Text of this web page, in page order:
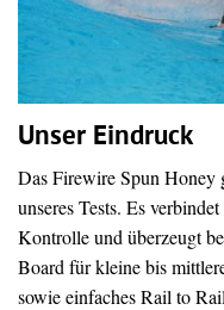
Unser Eindruck
Das Firewire Spun Honey
unseres Tests. Es
Kontrolle und überzeugt
Board für kleine bis
sowie einfaches Rail to